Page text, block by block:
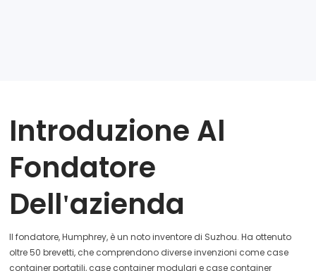
Introduzione Al
Fondatore
Dell'azienda
Il fondatore, Humphrey, è un noto inventore di Suzhou. Ha ottenuto
oltre 50 brevetti, che comprendono diverse invenzioni come case
container portatili, case container modulari e case container